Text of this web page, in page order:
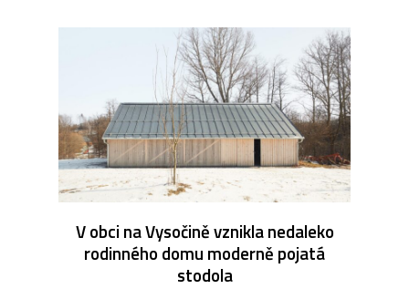
V obci na Vysočině vznikla nedaleko
rodinného domu moderně pojatá
stodola